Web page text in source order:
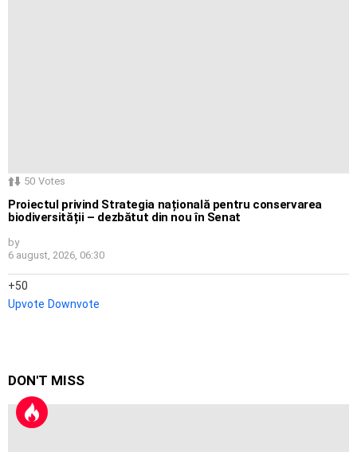
50 Votes
Proiectul privind Strategia națională pentru conservarea
biodiversității – dezbătut din nou în Senat
by
6 august, 2026, 06:30
50
Upvote Downvote
DON'T MISS